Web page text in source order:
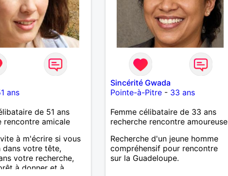
ans
de 51 ans
rencontre amicale
à m'écrire si vous
dans votre tête,
votre recherche,
à donner et à
Sincérité Gwada
Pointe-à-Pitre- 33 ans
Femme célibataire de 33 ans
recherche rencontre amoureuse
Recherche d'un jeune homme
compréhensif pour rencontre
sur la Guadeloupe.